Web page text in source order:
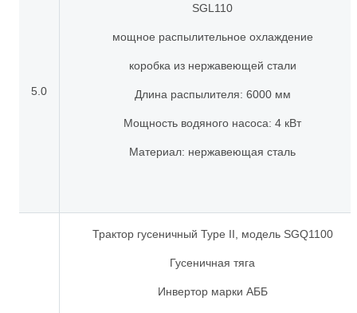
5.0
SGL110
мощное распылительное охлаждение
коробка из нержавеющей стали
Длина распылителя: 6000 мм
Мощность водяного насоса: 4 кВт
Материал: нержавеющая сталь
Трактор гусеничный Type II, модель SGQ1100
Гусеничная тяга
Инвертор марки АББ